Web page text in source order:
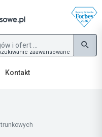
zaawansowane
Kontakt